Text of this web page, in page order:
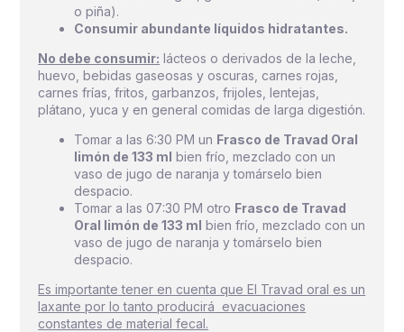
o piña).
Consumir abundante líquidos hidratantes.
No debe consumir: lácteos o derivados de la leche,
huevo, bebidas gaseosas y oscuras, carnes rojas,
carnes frías, fritos, garbanzos, frijoles, lentejas,
plátano, yuca y en general comidas de larga digestión.
Tomar a las 6:30 PM un Frasco de Travad Oral
limón de 133 ml bien frío, mezclado con un
vaso de jugo de naranja y tomárselo bien
despacio.
Tomar a las 07:30 PM otro Frasco de Travad
Oral limón de 133 ml bien frío, mezclado con un
vaso de jugo de naranja y tomárselo bien
despacio.
Es importante tener en cuenta que El Travad oral es un
laxante por lo tanto producirá evacuaciones
constantes de material fecal.